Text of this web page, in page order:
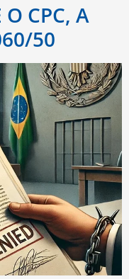
CPC, A
50